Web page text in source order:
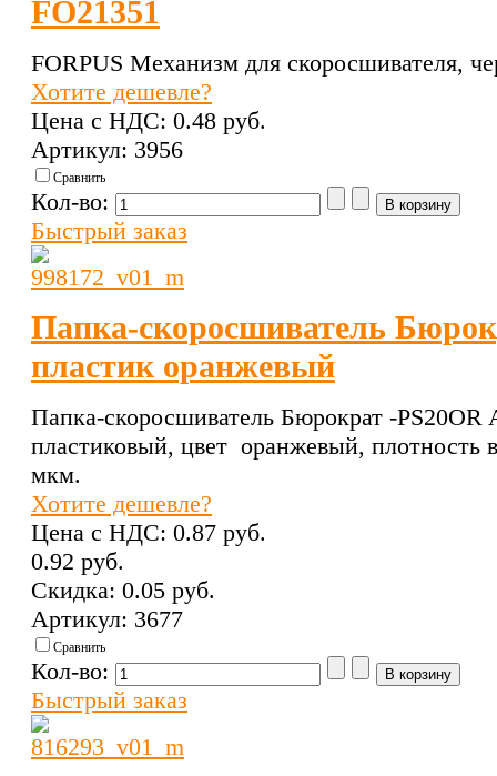
FO21351
FORPUS Механизм для скоросшивателя,
Хотите дешевле?
Цена с НДС: 0.48 pуб.
Артикул: 3956
Сравнить
Кол-во:
Быстрый заказ
Папка-скоросшиватель
пластик оранжевый
Папка-скоросшиватель Бюрократ -PS20OR
пластиковый, цвет оранжевый, плотность
мкм.
Хотите дешевле?
Цена с НДС: 0.87 pуб.
0.92 pуб.
Скидка: 0.05 pуб.
Артикул: 3677
Сравнить
Кол-во:
Быстрый заказ